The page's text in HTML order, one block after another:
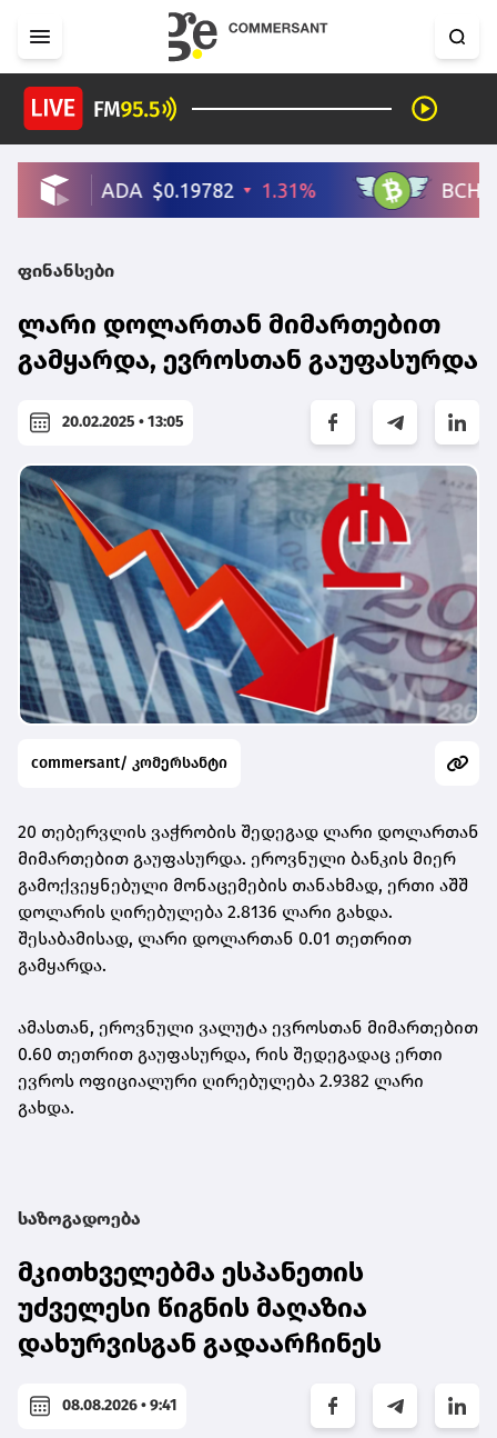
ფინანსები
ლარი დოლართან მიმართებით
გამყარდა, ევროსთან გაუფასურდა
20.02.2025 • 13:05
commersant/ კომერსანტი
20 თებერვლის ვაჭრობის შედეგად ლარი დოლართან
მიმართებით გაუფასურდა. ეროვნული ბანკის მიერ
გამოქვეყნებული მონაცემების თანახმად, ერთი აშშ
დოლარის ღირებულება 2.8136 ლარი გახდა.
შესაბამისად, ლარი დოლართან 0.01 თეთრით
გამყარდა.
ამასთან, ეროვნული ვალუტა ევროსთან მიმართებით
0.60 თეთრით გაუფასურდა, რის შედეგადაც ერთი
ევროს ოფიციალური ღირებულება 2.9382 ლარი
გახდა.
საზოგადოება
მკითხველებმა ესპანეთის
უძველესი წიგნის მაღაზია
დახურვისგან გადაარჩინეს
08.08.2026 • 9:41